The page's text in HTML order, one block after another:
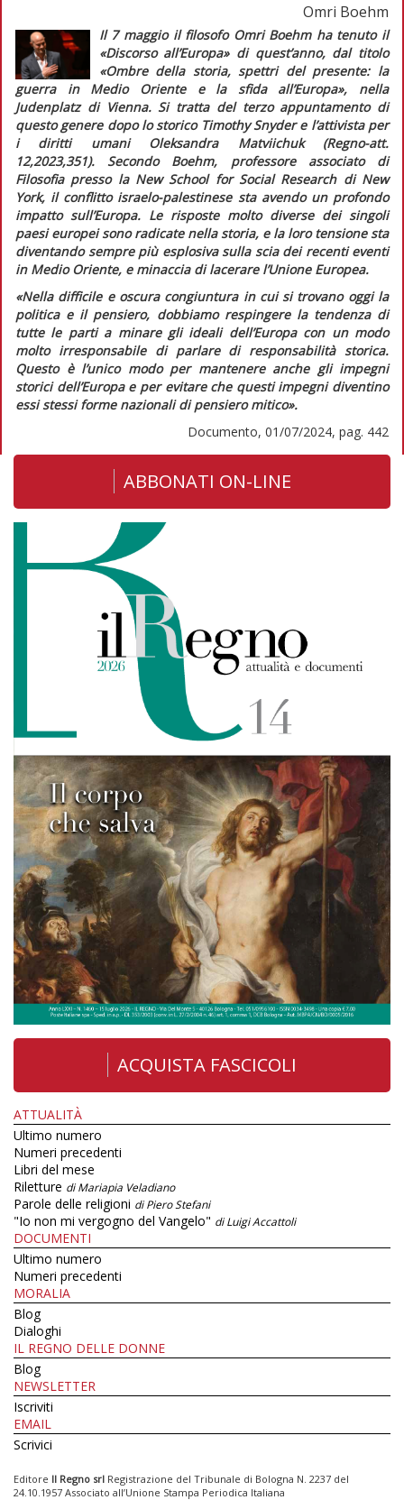
Omri Boehm
Il 7 maggio il filosofo Omri Boehm ha tenuto il
«Discorso all’Europa» di quest’anno, dal titolo
«Ombre della storia, spettri del presente: la
guerra in Medio Oriente e la sfida all’Europa», nella
Judenplatz di Vienna. Si tratta del terzo appuntamento di
questo genere dopo lo storico Timothy Snyder e l’attivista per
i diritti umani Oleksandra Matviichuk (Regno-att.
12,2023,351). Secondo Boehm, professore associato di
Filosofia presso la New School for Social Research di New
York, il conflitto israelo-palestinese sta avendo un profondo
impatto sull’Europa. Le risposte molto diverse dei singoli
paesi europei sono radicate nella storia, e la loro tensione sta
diventando sempre più esplosiva sulla scia dei recenti eventi
in Medio Oriente, e minaccia di lacerare l’Unione Europea.
«Nella difficile e oscura congiuntura in cui si trovano oggi la
politica e il pensiero, dobbiamo respingere la tendenza di
tutte le parti a minare gli ideali dell’Europa con un modo
molto irresponsabile di parlare di responsabilità storica.
Questo è l’unico modo per mantenere anche gli impegni
storici dell’Europa e per evitare che questi impegni diventino
essi stessi forme nazionali di pensiero mitico».
Documento, 01/07/2024, pag. 442
ABBONATI ON-LINE
ACQUISTA FASCICOLI
ATTUALITÀ
Ultimo numero
Numeri precedenti
Libri del mese
Riletture di Mariapia Veladiano
Parole delle religioni di Piero Stefani
"Io non mi vergogno del Vangelo" di Luigi Accattoli
DOCUMENTI
Ultimo numero
Numeri precedenti
MORALIA
Blog
Dialoghi
IL REGNO DELLE DONNE
Blog
NEWSLETTER
Iscriviti
EMAIL
Scrivici
Editore Il Regno srl Registrazione del Tribunale di Bologna N. 2237 del
24.10.1957 Associato all’Unione Stampa Periodica Italiana